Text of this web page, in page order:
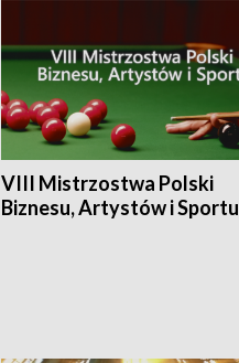
VIII Mistrzostwa Polski
Biznesu, Artystów i Sportu